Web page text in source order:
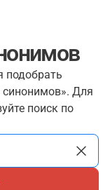
подобрать
синонимов». Для
поиск по